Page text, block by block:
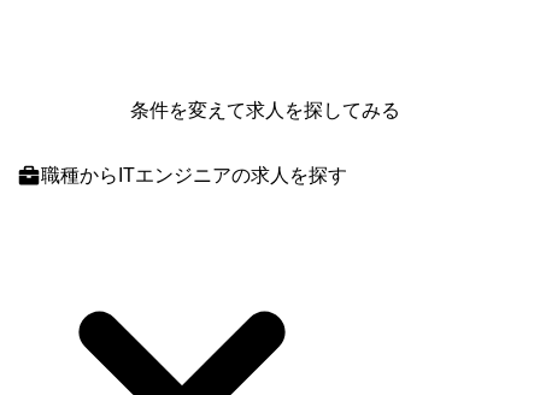
条件を変えて求人を探してみる
職種からITエンジニアの求人を探す